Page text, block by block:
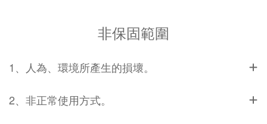
非保固範圍
1、人為、環境所產生的損壞。
2、非正常使用方式。